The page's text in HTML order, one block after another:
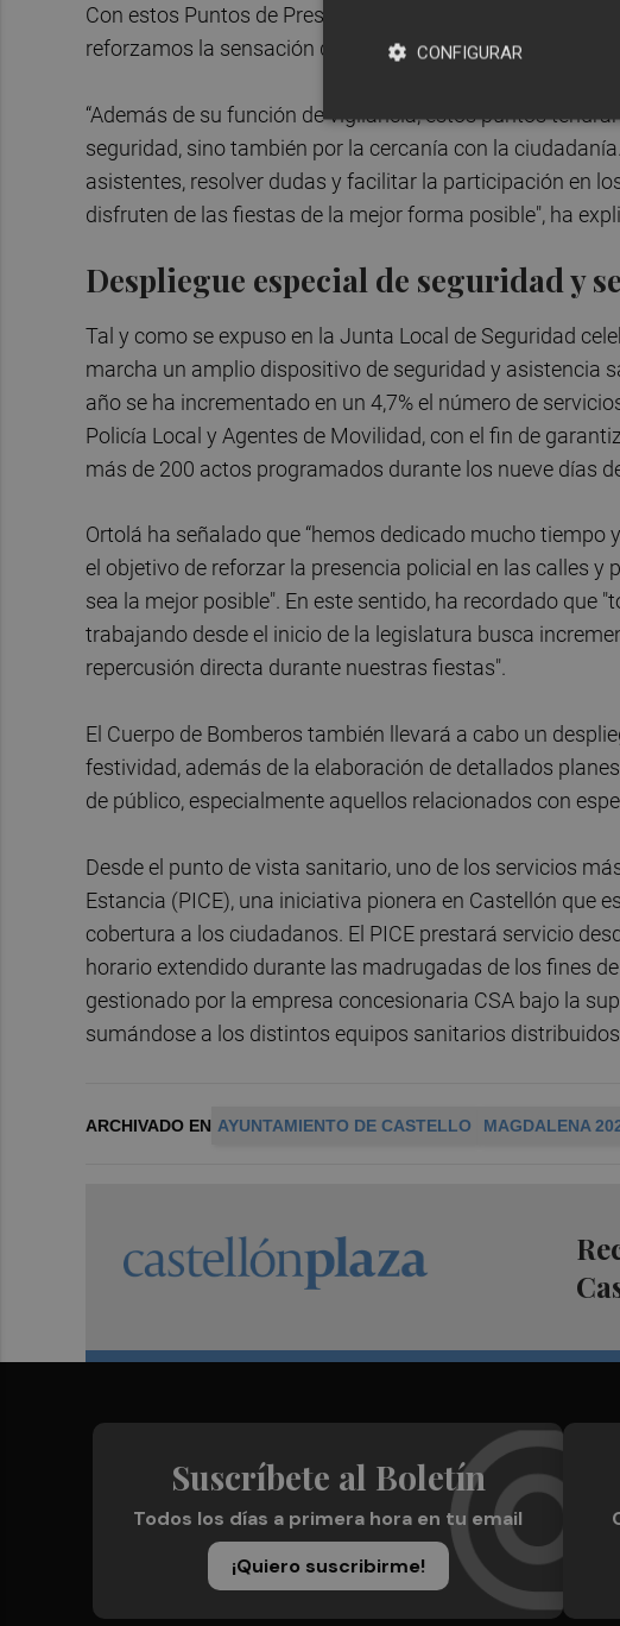
Con estos Puntos de Presencia Policial garantizamos
reforzamos la sensación de seguridad en las zonas de
“Además de su función de vigilancia, estos puntos
seguridad, sino también por la cercanía con la
asistentes, resolver dudas y facilitar la participación en
disfruten de las fiestas de la mejor forma posible", ha
Despliegue especial de seguridad y
Tal y como se expuso en la Junta Local de Seguridad
marcha un amplio dispositivo de seguridad y asistencia
año se ha incrementado en un 4,7% el número de
Policía Local y Agentes de Movilidad, con el fin de
más de 200 actos programados durante los nueve días
Ortolá ha señalado que “hemos dedicado mucho
el objetivo de reforzar la presencia policial en las calles
sea la mejor posible". En este sentido, ha recordado que
trabajando desde el inicio de la legislatura busca
repercusión directa durante nuestras fiestas".
El Cuerpo de Bomberos también llevará a cabo un
festividad, además de la elaboración de detallados
de público, especialmente aquellos relacionados con
Desde el punto de vista sanitario, uno de los servicios
Estancia (PICE), una iniciativa pionera en Castellón que
cobertura a los ciudadanos. El PICE prestará servicio
horario extendido durante las madrugadas de los fines
gestionado por la empresa concesionaria CSA bajo la
sumándose a los distintos equipos sanitarios
ARCHIVADO EN AYUNTAMIENTO DE CASTELLO MAGDALENA
Suscríbete al Boletín
Todos los días a primera hora en tu email
¡Quiero suscribirme!
CONFIGURAR